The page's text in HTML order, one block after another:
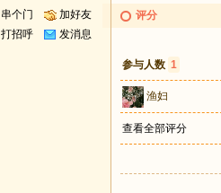
串个门
加好友
打招呼
发消息
评分
参与人数 1
渔妇
查看全部评分